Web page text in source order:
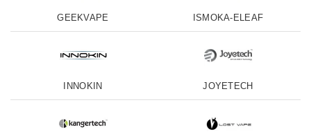
GEEKVAPE ISMOKA-ELEAF
INNOKIN JOYETECH